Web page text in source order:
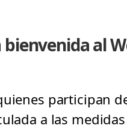
bienvenida al
participan
a las